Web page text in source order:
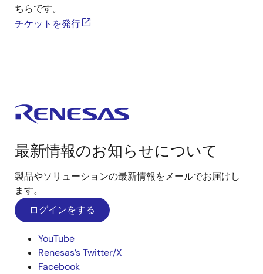
ちらです。
チケットを発行
最新情報のお知らせについて
製品やソリューションの最新情報をメールでお届けし
ます。
ログインをする
YouTube
Renesas’s Twitter/X
Facebook